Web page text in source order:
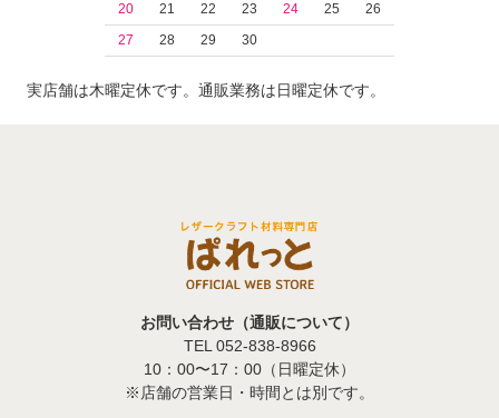
20
21 22 23 24 25
26
27
28 29 30
実店舗は木曜定休です。通販業務は日曜定休です。
お問い合わせ（通販について）
TEL 052-838-8966
10：00〜17：00（日曜定休）
※店舗の営業日・時間とは別です。